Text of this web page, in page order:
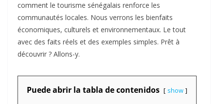
comment le tourisme sénégalais renforce les
communautés locales. Nous verrons les bienfaits
économiques, culturels et environnementaux. Le tout
avec des faits réels et des exemples simples. Prêt à
découvrir ? Allons-y.
Puede abrir la tabla de contenidos show